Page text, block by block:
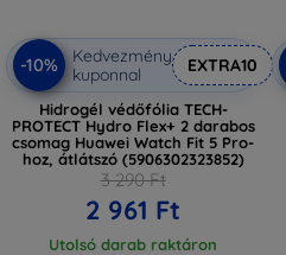
-10%
Kedvezmény
kuponnal
EXTRA10
Hidrogél védőfólia TECH-
PROTECT Hydro Flex+ 2 darabos
csomag Huawei Watch Fit 5 Pro-
hoz, átlátszó (5906302323852)
3 290 Ft
2 961 Ft
Utolsó darab raktáron